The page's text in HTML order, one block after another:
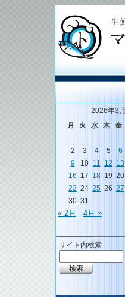
2026年3月
月
火 水 木 金
2
3 4 5 6
9
10 11 12 13
16 17 18 19 20
23 24 25 26 27
30 31
« 2月 4月 »
サイト内検索